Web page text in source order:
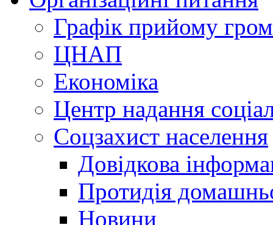
Графік прийому
ЦНАП
Економіка
Центр надання
Соцзахист населення
Довідкова
Протидія
Новини